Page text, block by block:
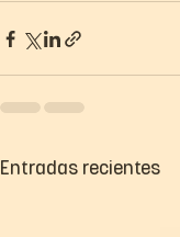
Entradas recientes